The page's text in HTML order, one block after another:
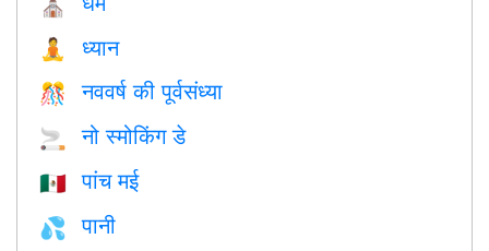
🧘 ध्यान
🎊 नववर्ष की पूर्वसंध्या
🚬 नो स्मोकिंग डे
🇲🇽 पांच मई
💦 पानी